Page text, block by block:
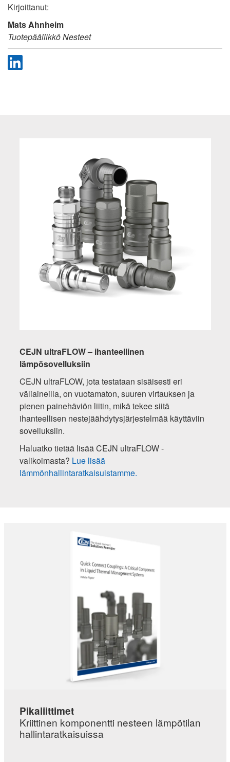
Kirjoittanut:
Mats Ahnheim
Tuotepäällikkö Nesteet
CEJN ultraFLOW – ihanteellinen
lämpösovelluksiin
CEJN ultraFLOW, jota testataan sisäisesti eri
väliaineilla, on vuotamaton, suuren virtauksen ja
pienen painehäviön liitin, mikä tekee siitä
ihanteellisen nestejäähdytysjärjestelmää käyttäviin
sovelluksiin.
Haluatko tietää lisää CEJN ultraFLOW -
valikoimasta? Lue lisää
lämmönhallintaratkaisuistamme.
Pikaliittimet
Kriittinen komponentti nesteen lämpötilan
hallintaratkaisuissa